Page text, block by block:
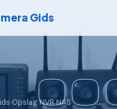
Gids
›Opslag NVR NAS